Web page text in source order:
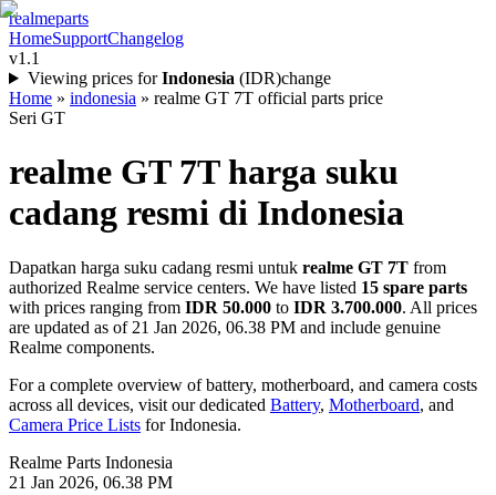
realmeparts
HomeSupportChangelog
v1.1
Viewing prices for Indonesia (IDR)change
Home » indonesia » realme GT 7T official parts price
Seri GT
realme GT 7T harga suku
cadang resmi di Indonesia
Dapatkan harga suku cadang resmi untuk realme GT 7T from
authorized Realme service centers. We have listed 15 spare parts
with prices ranging from IDR 50.000 to IDR 3.700.000. All prices
are updated as of 21 Jan 2026, 06.38 PM and include genuine
Realme components.
For a complete overview of battery, motherboard, and camera costs
across all devices, visit our dedicated Battery, Motherboard, and
Camera Price Lists forIndonesia.
Realme Parts Indonesia
21 Jan 2026, 06.38 PM